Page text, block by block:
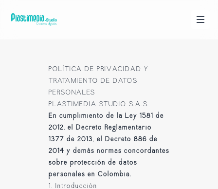
POLÍTICA DE PRIVACIDAD Y
TRATAMIENTO DE DATOS
PERSONALES
PLASTIMEDIA STUDIO S.A.S.
En cumplimiento de la Ley 1581 de
2012, el Decreto Reglamentario
1377 de 2013, el Decreto 886 de
2014 y demás normas concordantes
sobre protección de datos
personales en Colombia.
1. Introducción